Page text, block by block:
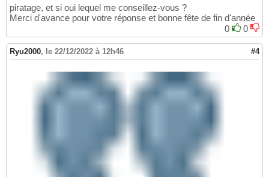
piratage, et si oui lequel me conseillez-vous ?
Merci d'avance pour votre réponse et bonne fête de fin d'année
0
0
Ryu2000, le 22/12/2022 à 12h46 #4